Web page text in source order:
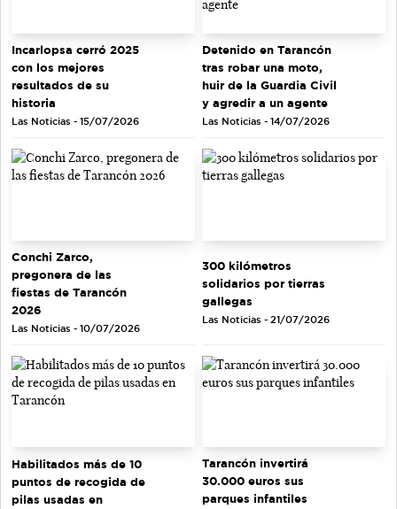
Incarlopsa cerró 2025
con los mejores
resultados de su
historia
Las Noticias - 15/07/2026
Detenido en Tarancón
tras robar una moto,
huir de la Guardia Civil
y agredir a un agente
Las Noticias - 14/07/2026
Conchi Zarco,
pregonera de las
fiestas de Tarancón
2026
Las Noticias - 10/07/2026
300 kilómetros
solidarios por tierras
gallegas
Las Noticias - 21/07/2026
Habilitados más de 10
puntos de recogida de
pilas usadas en
Tarancón invertirá
30.000 euros sus
parques infantiles